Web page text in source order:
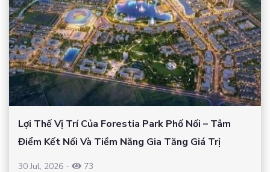
Lợi Thế Vị Trí Của Forestia Park Phố Nối – Tâm
Điểm Kết Nối Và Tiềm Năng Gia Tăng Giá Trị
30 Jul, 2026 -
73